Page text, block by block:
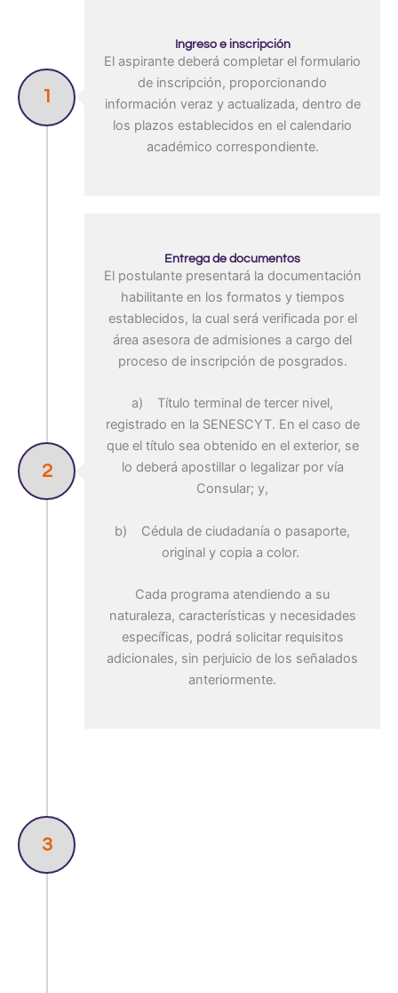
Ingreso e inscripción
El aspirante deberá completar el formulario
de inscripción, proporcionando
información veraz y actualizada, dentro de
los plazos establecidos en el calendario
académico correspondiente.
1
Entrega de documentos
El postulante presentará la documentación
habilitante en los formatos y tiempos
establecidos, la cual será verificada por el
área asesora de admisiones a cargo del
proceso de inscripción de posgrados.
a) Título terminal de tercer nivel,
registrado en la SENESCYT. En el caso de
que el título sea obtenido en el exterior, se
lo deberá apostillar o legalizar por vía
Consular; y,
b) Cédula de ciudadanía o pasaporte,
original y copia a color.
Cada programa atendiendo a su
naturaleza, características y necesidades
específicas, podrá solicitar requisitos
adicionales, sin perjuicio de los señalados
anteriormente.
2
3